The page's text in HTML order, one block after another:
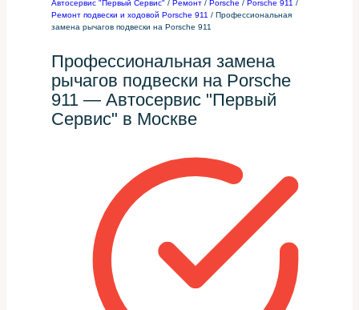
Автосервис "Первый Сервис" / Ремонт / Porsche / Porsche 911 /
Ремонт подвески и ходовой Porsche 911 / Профессиональная
замена рычагов подвески на Porsche 911
Профессиональная замена
рычагов подвески на Porsche
911 — Автосервис "Первый
Сервис" в Москве